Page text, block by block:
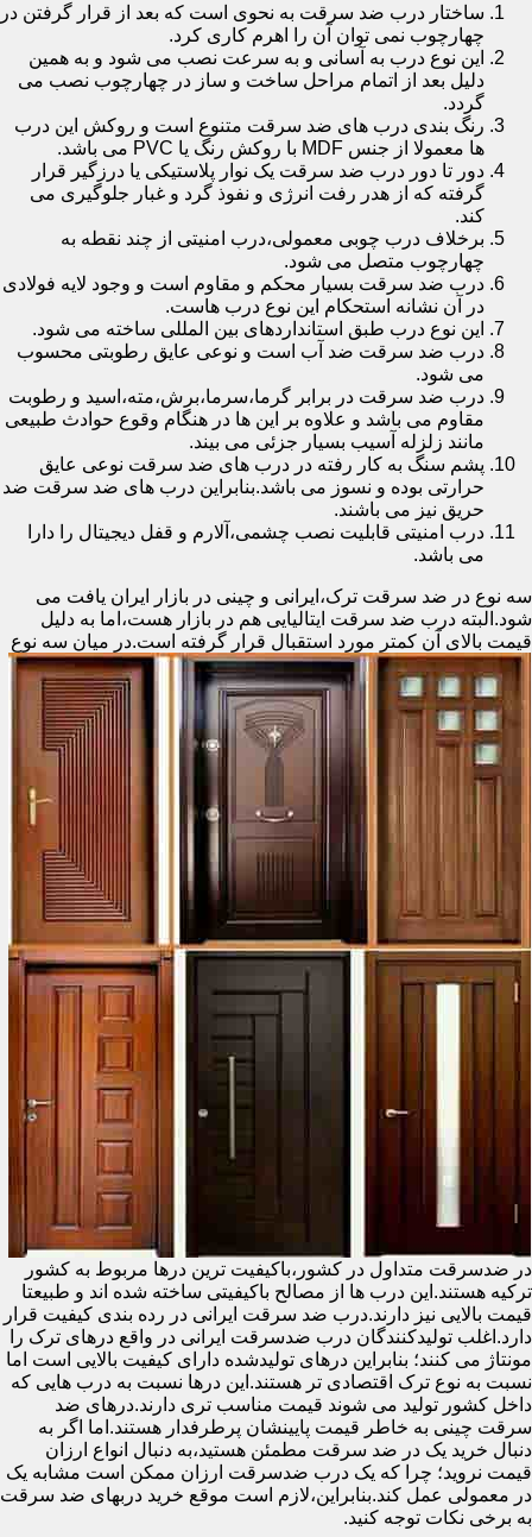
ساختار درب ضد سرقت به نحوی است که بعد از قرار گرفتن در
چهارچوب نمی توان آن را اهرم کاری کرد.
این نوع درب به آسانی و به سرعت نصب می شود و به همین
دلیل بعد از اتمام مراحل ساخت و ساز در چهارچوب نصب می
گردد.
رنگ بندی درب های ضد سرقت متنوع است و روکش این درب
ها معمولا از جنس MDF با روکش رنگ یا PVC می باشد.
دور تا دور درب ضد سرقت یک نوار پلاستیکی یا درزگیر قرار
گرفته که از هدر رفت انرژی و نفوذ گرد و غبار جلوگیری می
کند.
برخلاف درب چوبی معمولی،درب امنیتی از چند نقطه به
چهارچوب متصل می شود.
درب ضد سرقت بسیار محکم و مقاوم است و وجود لایه فولادی
در آن نشانه استحکام این نوع درب هاست.
این نوع درب طبق استانداردهای بین المللی ساخته می شود.
درب ضد سرقت ضد آب است و نوعی عایق رطوبتی محسوب
می شود.
درب ضد سرقت در برابر گرما،سرما،برش،مته،اسید و رطوبت
مقاوم می باشد و علاوه بر این ها در هنگام وقوع حوادث طبیعی
مانند زلزله آسیب بسیار جزئی می بیند.
پشم سنگ به کار رفته در درب های ضد سرقت نوعی عایق
حرارتی بوده و نسوز می باشد.بنابراین درب های ضد سرقت ضد
حریق نیز می باشند.
درب امنیتی قابلیت نصب چشمی،آلارم و قفل دیجیتال را دارا
می باشد.
سه نوع در ضد سرقت ترک،ایرانی و چینی در بازار ایران یافت می
شود.البته درب ضد سرقت ایتالیایی هم در بازار هست،اما به دلیل
قیمت بالای آن کمتر مورد استقبال قرار گرفته است.در میان سه نوع
در ضدسرقت متداول در کشور،باکیفیت ترین درها مربوط به کشور
ترکیه هستند.این درب ها از مصالح باکیفیتی ساخته شده اند و طبیعتا
قیمت بالایی نیز دارند.درب ضد سرقت ایرانی در رده بندی کیفیت قرار
دارد.اغلب تولیدکنندگان درب ضدسرقت ایرانی در واقع درهای ترک را
مونتاژ می کنند؛ بنابراین درهای تولیدشده دارای کیفیت بالایی است اما
نسبت به نوع ترک اقتصادی تر هستند.این درها نسبت به درب هایی که
داخل کشور تولید می شوند قیمت مناسب تری دارند.درهای ضد
سرقت چینی به خاطر قیمت پایینشان پرطرفدار هستند.اما اگر به
دنبال خرید یک در ضد سرقت مطمئن هستید،به دنبال انواع ارزان
قیمت نروید؛ چرا که یک درب ضدسرقت ارزان ممکن است مشابه یک
در معمولی عمل کند.بنابراین،لازم است موقع خرید دربهای ضد سرقت
به برخی نکات توجه کنید.